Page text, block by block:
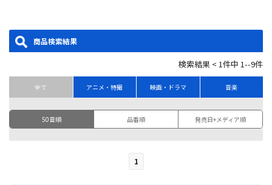
商品検索結果
検索結果 < 1件中 1--9件
全て アニメ・特撮 映画・ドラマ 音楽
50音順 品番順 発売日+メディア順
1